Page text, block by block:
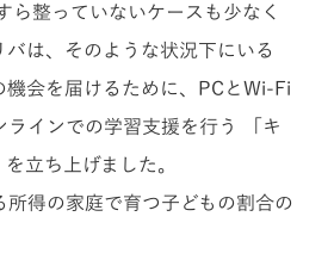
ら整っていないケースも少なく
バは、そのような状況下にいる
機会を届けるために、PCとWi-Fi
ラインでの学習支援を行う 「キ
立ち上げました。
得の家庭で育つ子どもの割合の